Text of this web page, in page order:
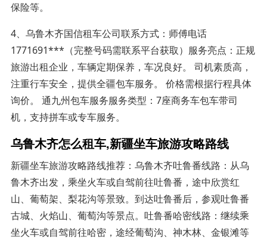
保险等。
4、乌鲁木齐国信租车公司联系方式：师傅电话
1771691***（完整号码需联系平台获取）服务亮点：正规
旅游出租企业，车辆定期保养，车况良好。 司机素质高，
注重行车安全，提供全疆包车服务。 价格需根据行程具体
询价。 通九州包车服务服务类型：7座商务车包车带司
机，支持拼车或专车服务。
乌鲁木齐怎么租车,新疆坐车旅游攻略路线
新疆坐车旅游攻略路线推荐：乌鲁木齐吐鲁番线路：从乌
鲁木齐出发，乘坐火车或自驾前往吐鲁番，途中欣赏红
山、葡萄架、梨花沟等景致。到达吐鲁番后，参观吐鲁番
古城、火焰山、葡萄沟等景点。吐鲁番哈密线路：继续乘
坐火车或自驾前往哈密，途经葡萄沟、神木林、金银滩等